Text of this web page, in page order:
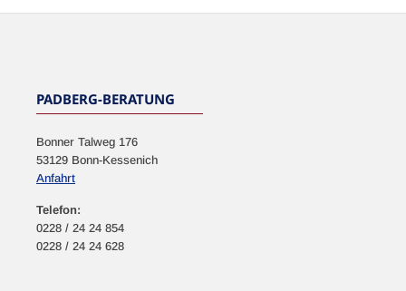
NEWSLETTER
PADBERG-BERATUNG
Bonner Talweg 176
53129 Bonn-Kessenich
Anfahrt
Telefon:
0228 / 24 24 854
0228 / 24 24 628